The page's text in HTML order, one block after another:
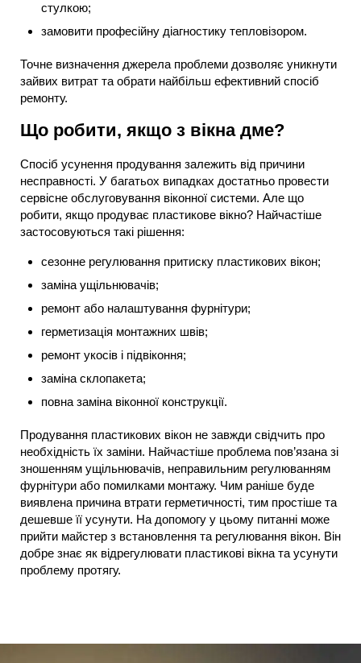
стулкою;
замовити професійну діагностику тепловізором.
Точне визначення джерела проблеми дозволяє уникнути
зайвих витрат та обрати найбільш ефективний спосіб
ремонту.
Що робити, якщо з вікна дме?
Спосіб усунення продування залежить від причини
несправності. У багатьох випадках достатньо провести
сервісне обслуговування віконної системи. Але що
робити, якщо продуває пластикове вікно? Найчастіше
застосовуються такі рішення:
сезонне регулювання притиску пластикових вікон;
заміна ущільнювачів;
ремонт або налаштування фурнітури;
герметизація монтажних швів;
ремонт укосів і підвіконня;
заміна склопакета;
повна заміна віконної конструкції.
Продування пластикових вікон не завжди свідчить про
необхідність їх заміни. Найчастіше проблема пов’язана зі
зношенням ущільнювачів, неправильним регулюванням
фурнітури або помилками монтажу. Чим раніше буде
виявлена причина втрати герметичності, тим простіше та
дешевше її усунути. На допомогу у цьому питанні може
прийти майстер з встановлення та регулювання вікон. Він
добре знає як відрегулювати пластикові вікна та усунути
проблему протягу.